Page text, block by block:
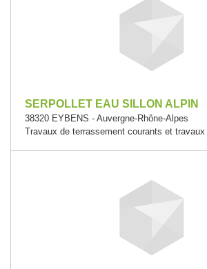
SERPOLLET EAU SILLON ALPIN
38320 EYBENS - Auvergne-Rhône-Alpes
Travaux de terrassement courants et travaux